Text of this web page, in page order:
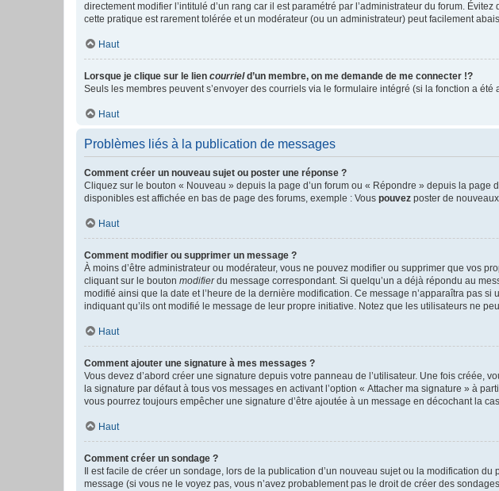
directement modifier l’intitulé d’un rang car il est paramétré par l’administrateur du forum.
cette pratique est rarement tolérée et un modérateur (ou un administrateur) peut facilement
Haut
Lorsque je clique sur le lien courrield’un membre, on me demande de me connecter !?
Seuls les membres peuvent s’envoyer des courriels via le formulaire intégré (si la fonction a
Haut
Problèmes liés à la publication de messages
Comment créer un nouveau sujet ou poster une réponse ?
Cliquez sur le bouton « Nouveau » depuis la page d’un forum ou « Répondre » depuis la
disponibles est affichée en bas de page des forums, exemple : Vous pouvez poster de
Haut
Comment modifier ou supprimer un message ?
À moins d’être administrateur ou modérateur, vous ne pouvez modifier ou supprimer que vos
cliquant sur le bouton modifierdu message correspondant. Si quelqu’un a déjà répondu au
modifié ainsi que la date et l’heure de la dernière modification. Ce message n’apparaîtra pas
indiquant qu’ils ont modifié le message de leur propre initiative. Notez que les utilisateurs ne
Haut
Comment ajouter une signature à mes messages ?
Vous devez d’abord créer une signature depuis votre panneau de l’utilisateur. Une fois créée,
la signature par défaut à tous vos messages en activant l’option « Attacher ma signature » à
vous pourrez toujours empêcher une signature d’être ajoutée à un message en décochant la
Haut
Comment créer un sondage ?
Il est facile de créer un sondage, lors de la publication d’un nouveau sujet ou la modification
message (si vous ne le voyez pas, vous n’avez probablement pas le droit de créer des